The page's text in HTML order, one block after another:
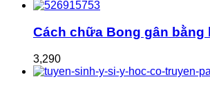
Cách chữa Bong gân
3,290